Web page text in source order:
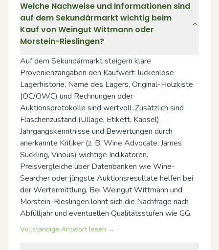
Welche Nachweise und Informationen sind
auf dem Sekundärmarkt wichtig beim
Kauf von Weingut Wittmann oder
Morstein-Rieslingen?
Auf dem Sekundärmarkt steigern klare
Provenienzangaben den Kaufwert: lückenlose
Lagerhistorie, Name des Lagers, Original-Holzkiste
(OC/OWC) und Rechnungen oder
Auktionsprotokolle sind wertvoll. Zusätzlich sind
Flaschenzustand (Ullage, Etikett, Kapsel),
Jahrgangskenntnisse und Bewertungen durch
anerkannte Kritiker (z. B. Wine Advocate, James
Suckling, Vinous) wichtige Indikatoren.
Preisvergleiche über Datenbanken wie Wine-
Searcher oder jüngste Auktionsresultate helfen bei
der Wertermittlung. Bei Weingut Wittmann und
Morstein-Rieslingen lohnt sich die Nachfrage nach
Abfülljahr und eventuellen Qualitätsstufen wie GG.
Vollständige Antwort lesen →